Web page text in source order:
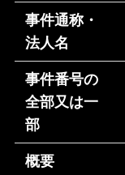
事件通称・
法人名
事件番号の
全部又は一
部
概要